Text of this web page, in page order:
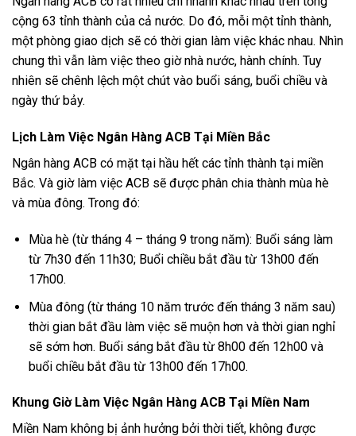
cộng 63 tỉnh thành của cả nước. Do đó, mỗi một tỉnh thành,
một phòng giao dịch sẽ có thời gian làm việc khác nhau. Nhìn
chung thì vẫn làm việc theo giờ nhà nước, hành chính. Tuy
nhiên sẽ chênh lệch một chút vào buổi sáng, buổi chiều và
ngày thứ bảy.
Lịch Làm Việc Ngân Hàng ACB Tại Miền Bắc
Ngân hàng ACB có mặt tại hầu hết các tỉnh thành tại miền
Bắc. Và giờ làm việc ACB sẽ được phân chia thành mùa hè
và mùa đông. Trong đó:
Mùa hè (từ tháng 4 – tháng 9 trong năm): Buổi sáng làm
từ 7h30 đến 11h30; Buổi chiều bắt đầu từ 13h00 đến
17h00.
Mùa đông (từ tháng 10 năm trước đến tháng 3 năm sau)
thời gian bắt đầu làm việc sẽ muộn hơn và thời gian nghỉ
sẽ sớm hơn. Buổi sáng bắt đầu từ 8h00 đến 12h00 và
buổi chiều bắt đầu từ 13h00 đến 17h00.
Khung Giờ Làm Việc Ngân Hàng ACB Tại Miền Nam
Miền Nam không bị ảnh hưởng bởi thời tiết, không được